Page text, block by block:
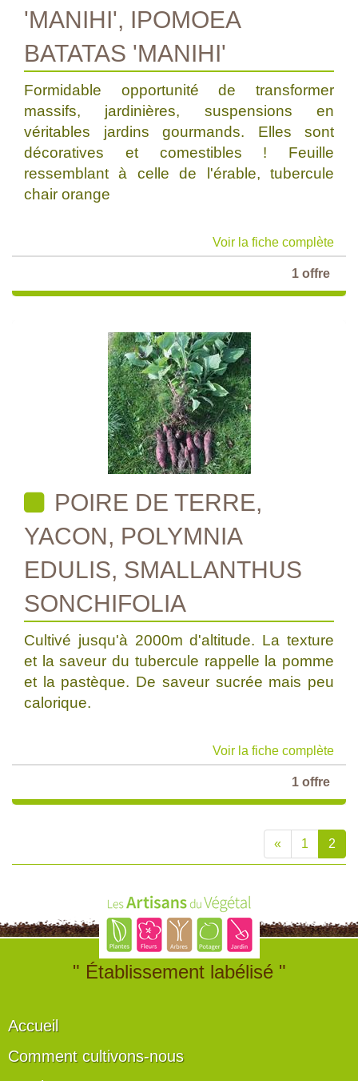
'MANIHI', IPOMOEA
BATATAS 'MANIHI'
Formidable opportunité de transformer
massifs, jardinières, suspensions en
véritables jardins gourmands. Elles sont
décoratives et comestibles ! Feuille
ressemblant à celle de l'érable, tubercule
chair orange
Voir la fiche complète
1 offre
POIRE DE TERRE,
YACON, POLYMNIA
EDULIS, SMALLANTHUS
SONCHIFOLIA
Cultivé jusqu'à 2000m d'altitude. La texture
et la saveur du tubercule rappelle la pomme
et la pastèque. De saveur sucrée mais peu
calorique.
Voir la fiche complète
1 offre
« 1 2
" Établissement labélisé "
Accueil
Comment cultivons-nous